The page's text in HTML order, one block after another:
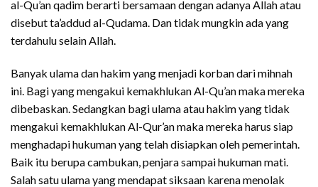
al-Qu’an qadim berarti bersamaan dengan adanya Allah atau
disebut ta’addud al-Qudama. Dan tidak mungkin ada yang
terdahulu selain Allah.
Banyak ulama dan hakim yang menjadi korban dari mihnah
ini. Bagi yang mengakui kemakhlukan Al-Qu’an maka mereka
dibebaskan. Sedangkan bagi ulama atau hakim yang tidak
mengakui kemakhlukan Al-Qur’an maka mereka harus siap
menghadapi hukuman yang telah disiapkan oleh pemerintah.
Baik itu berupa cambukan, penjara sampai hukuman mati.
Salah satu ulama yang mendapat siksaan karena menolak